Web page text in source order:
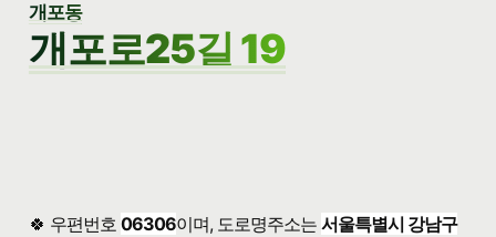
개포동
개포로25길 19
🍀 우편번호 06306이며, 도로명주소는서울특별시 강남구